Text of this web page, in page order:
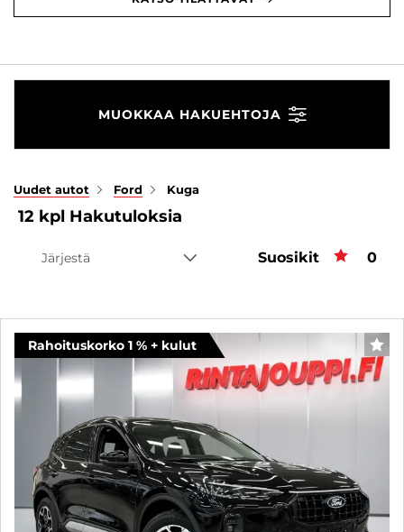
MUOKKAA HAKUEHTOJA
Uudet autot Ford Kuga
12 kpl Hakutuloksia
Järjestä Suosikit 0
Rahoituskorko 1 % + kulut